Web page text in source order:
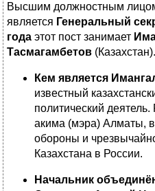
Высшим должностным
является Генеральный
года этот пост занимает
Тасмагамбетов (Казахстан).
Кем является
известный
политический
акима (мэра) Алматы,
обороны и
Казахстана в России.
Начальник